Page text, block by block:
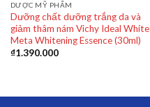
DƯỢC MỸ PHẨM
Dưỡng chất dưỡng trắng da và
giảm thâm nám Vichy Ideal White
Meta Whitening Essence (30ml)
₫1.390.000